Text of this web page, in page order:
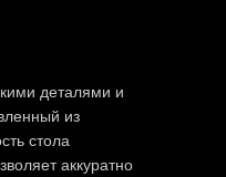
деталями и
из
стола
аккуратно